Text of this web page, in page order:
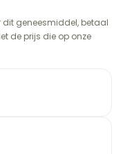
dit geneesmiddel, betaal
de prijs die op onze